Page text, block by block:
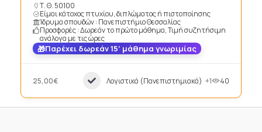
Τ. Θ. 50100
Είμαι κάτοχος πτυχίου, διπλώματος ή πιστοποίησης
Ίδρυμα σπουδών : Πανεπιστήμιο Θεσσαλίας
Προσφορές : Δωρεάν το πρώτο μάθημα, Τιμή συζητήσιμη
ανάλογα με τις ώρες
Παρέχει δωρεάν 15’ μάθημα γνωριμίας
25,00€ Λογιστικά (Πανεπιστημιακά) +1 40